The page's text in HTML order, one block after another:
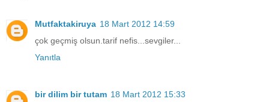
Mutfaktakiruya 18 Mart 2012 14:59
çok geçmiş olsun.tarif nefis...sevgiler...
Yanıtla
bir dilim bir tutam 18 Mart 2012 15:33